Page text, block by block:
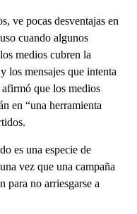
ve pocas desventajas en
cuando algunos
medios cubren la
los mensajes que intenta
que los medios
en “una herramienta
es una especie de
vez que una campaña
para no arriesgarse a